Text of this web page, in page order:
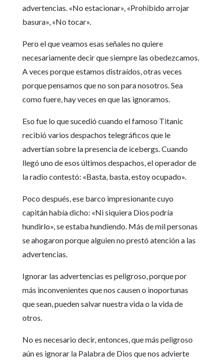
advertencias. «No estacionar», «Prohibido arrojar
basura», «No tocar».
Pero el que veamos esas señales no quiere
necesariamente decir que siempre las obedezcamos.
A veces porque estamos distraídos, otras veces
porque pensamos que no son para nosotros. Sea
como fuere, hay veces en que las ignoramos.
Eso fue lo que sucedió cuando el famoso Titanic
recibió varios despachos telegráficos que le
advertían sobre la presencia de icebergs. Cuando
llegó uno de esos últimos despachos, el operador de
la radio contestó: «Basta, basta, estoy ocupado».
Poco después, ese barco impresionante cuyo
capitán había dicho: «Ni siquiera Dios podría
hundirlo», se estaba hundiendo. Más de mil personas
se ahogaron porque alguien no prestó atención a las
advertencias.
Ignorar las advertencias es peligroso, porque por
más inconvenientes que nos causen o inoportunas
que sean, pueden salvar nuestra vida o la vida de
otros.
No es necesario decir, entonces, que más peligroso
aún es ignorar la Palabra de Dios que nos advierte